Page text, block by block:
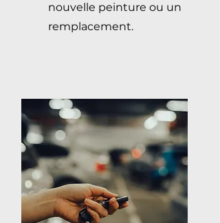
nouvelle peinture ou un
remplacement.